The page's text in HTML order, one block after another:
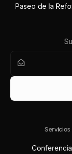
Paseo de la
Servicios